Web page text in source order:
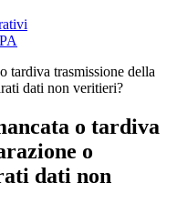
tardiva trasmissione della
dati non veritieri?
o tardiva
o
dati non